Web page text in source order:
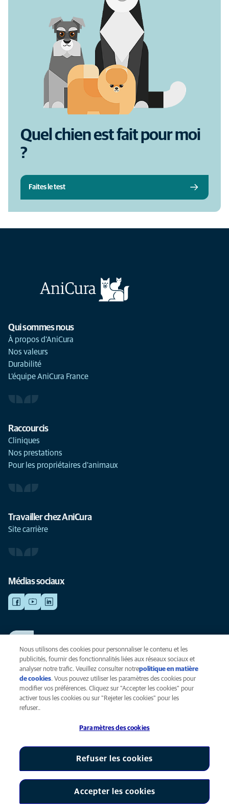
Quel chien est fait pour moi
?
Faites le test
Qui sommes nous
À propos d'AniCura
Nos valeurs
Durabilité
L'équipe AniCura France
Raccourcis
Cliniques
Nos prestations
Pour les propriétaires d'animaux
Travailler chez AniCura
Site carrière
Médias sociaux
Voir nos offres d'emploi
Vie privée
Légal
Cookies
AniCura est une filiale de Mars, Inc © 2026
Paramètres des cookies
Nous utilisons des cookies pour personnaliser le contenu et les
publicités, fournir des fonctionnalités liées aux réseaux sociaux et
analyser notre trafic. Veuillez consulter notrepolitique en matière
de cookies(opens in a new tab)
. Vous pouvez utiliser les paramètres des cookies pour
modifier vos préférences. Cliquez sur "Accepter les cookies" pour
activer tous les cookies ou sur "Rejeter les cookies" pour les
refuser..
Paramètres des cookies
Refuser les cookies
Accepter les cookies